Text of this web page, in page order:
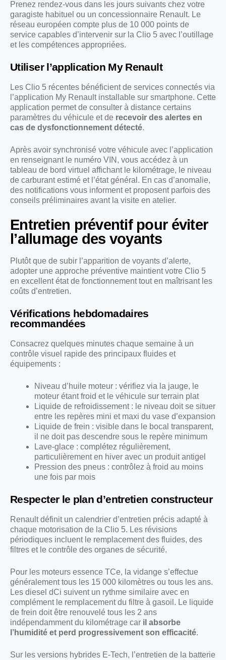
Prenez rendez-vous dans les jours suivants chez votre
garagiste habituel ou un concessionnaire Renault. Le
réseau européen compte plus de 10 000 points de
service capables d’intervenir sur la Clio 5 avec l’outillage
et les compétences appropriées.
Utiliser l’application My Renault
Les Clio 5 récentes bénéficient de services connectés via
l’application My Renault installable sur smartphone. Cette
application permet de consulter à distance certains
paramètres du véhicule et de recevoir des alertes en
cas de dysfonctionnement détecté.
Après avoir synchronisé votre véhicule avec l’application
en renseignant le numéro VIN, vous accédez à un
tableau de bord virtuel affichant le kilométrage, le niveau
de carburant estimé et l’état général. En cas d’anomalie,
des notifications vous informent et proposent parfois des
conseils préliminaires avant la visite en atelier.
Entretien préventif pour éviter
l’allumage des voyants
Plutôt que de subir l’apparition de voyants d’alerte,
adopter une approche préventive maintient votre Clio 5
en excellent état de fonctionnement tout en maîtrisant les
coûts d’entretien.
Vérifications hebdomadaires
recommandées
Consacrez quelques minutes chaque semaine à un
contrôle visuel rapide des principaux fluides et
équipements :
Niveau d’huile moteur : vérifiez via la jauge, le
moteur étant froid et le véhicule sur terrain plat
Liquide de refroidissement : le niveau doit se situer
entre les repères mini et maxi du vase d’expansion
Liquide de frein : visible dans le bocal transparent,
il ne doit pas descendre sous le repère minimum
Lave-glace : complétez régulièrement,
particulièrement en hiver avec un produit antigel
Pression des pneus : contrôlez à froid au moins
une fois par mois
Respecter le plan d’entretien constructeur
Renault définit un calendrier d’entretien précis adapté à
chaque motorisation de la Clio 5. Les révisions
périodiques incluent le remplacement des fluides, des
filtres et le contrôle des organes de sécurité.
Pour les moteurs essence TCe, la vidange s’effectue
généralement tous les 15 000 kilomètres ou tous les ans.
Les diesel dCi suivent un rythme similaire avec en
complément le remplacement du filtre à gasoil. Le liquide
de frein doit être renouvelé tous les 2 ans
indépendamment du kilométrage car il absorbe
l’humidité et perd progressivement son efficacité.
Sur les versions hybrides E-Tech, l’entretien de la batterie